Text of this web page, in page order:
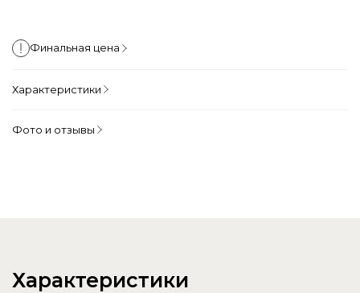
Финальная цена
Характеристики
Фото и отзывы
Характеристики